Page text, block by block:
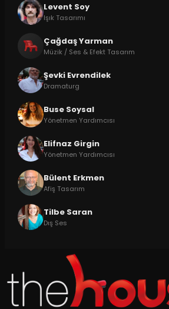
Levent Soy
Işık Tasarımı
Çağdaş Yarman
Müzik / Ses & Efekt Tasarım
Şevki Evrendilek
Dramaturg
Buse Soysal
Yönetmen Yardımcısı
Elifnaz Girgin
Yönetmen Yardımcısı
Bülent Erkmen
Afiş Tasarım
Tilbe Saran
Dış Ses